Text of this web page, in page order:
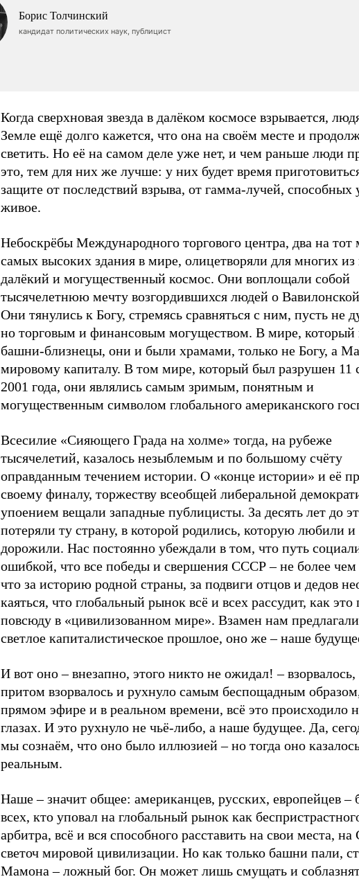
Борис Толчинский
кандидат политических наук, публицист
Когда сверхновая звезда в далёком космосе взрывается,
Земле ещё долго кажется, что она на своём месте и
светить. Но её на самом деле уже нет, и чем раньше люди
это, тем для них же лучше: у них будет время
защите от последствий взрыва, от гамма-лучей, способных
живое.
Небоскрёбы Международного торгового центра, два на тот
самых высоких здания в мире, олицетворяли для многих из
далёкий и могущественный космос. Они воплощали собой
тысячелетнюю мечту возгордившихся людей о
Они тянулись к Богу, стремясь сравняться с ним, пусть не
но торговым и финансовым могуществом. В мире, который
башни-близнецы, они и были храмами, только не Богу, а
мировому капиталу. В том мире, который был разрушен 11
2001 года, они являлись самым зримым, понятным и
могущественным символом глобального американского
Всесилие «Сияющего Града на холме» тогда, на рубеже
тысячелетий, казалось незыблемым и по большому счёту
оправданным течением истории. О «конце истории» и её
своему финалу, торжеству всеобщей либеральной
упоением вещали западные публицисты. За десять лет до
потеряли ту страну, в которой родились, которую любили и
дорожили. Нас постоянно убеждали в том, что путь
ошибкой, что все победы и свершения СССР – не более
что за историю родной страны, за подвиги отцов и дедов
каяться, что глобальный рынок всё и всех рассудит, как это
повсюду в «цивилизованном мире». Взамен нам
светлое капиталистическое прошлое, оно же – наше
И вот оно – внезапно, этого никто не ожидал! – взорвалось,
притом взорвалось и рухнуло самым беспощадным
прямом эфире и в реальном времени, всё это происходило
глазах. И это рухнуло не чьё-либо, а наше будущее. Да,
мы сознаём, что оно было иллюзией – но тогда оно
реальным.
Наше – значит общее: американцев, русских, европейцев –
всех, кто уповал на глобальный рынок как
арбитра, всё и вся способного расставить на свои места,
светоч мировой цивилизации. Но как только башни пали,
Мамона – ложный бог. Он может лишь смущать и